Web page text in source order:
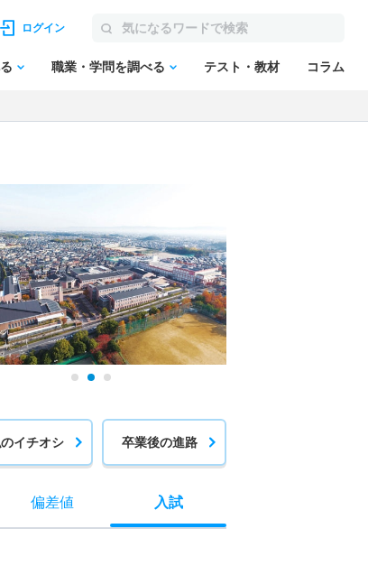
ログイン
職業・学問を調べる テスト・教材 コラム
イチオシ 卒業後の進路
偏差値 入試